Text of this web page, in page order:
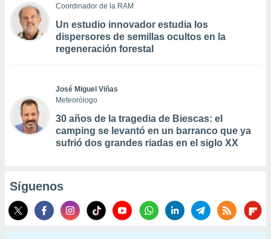
Coordinador de la RAM
Un estudio innovador estudia los
dispersores de semillas ocultos en la
regeneración forestal
José Miguel Viñas
Meteorólogo
30 años de la tragedia de Biescas: el
camping se levantó en un barranco que ya
sufrió dos grandes riadas en el siglo XX
Síguenos